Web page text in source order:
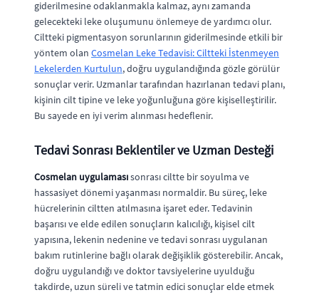
giderilmesine odaklanmakla kalmaz, aynı zamanda
gelecekteki leke oluşumunu önlemeye de yardımcı olur.
Ciltteki pigmentasyon sorunlarının giderilmesinde etkili bir
yöntem olan Cosmelan Leke Tedavisi: Ciltteki İstenmeyen
Lekelerden Kurtulun, doğru uygulandığında gözle görülür
sonuçlar verir. Uzmanlar tarafından hazırlanan tedavi planı,
kişinin cilt tipine ve leke yoğunluğuna göre kişiselleştirilir.
Bu sayede en iyi verim alınması hedeflenir.
Tedavi Sonrası Beklentiler ve Uzman Desteği
Cosmelan uygulamasısonrası ciltte bir soyulma ve
hassasiyet dönemi yaşanması normaldir. Bu süreç, leke
hücrelerinin ciltten atılmasına işaret eder. Tedavinin
başarısı ve elde edilen sonuçların kalıcılığı, kişisel cilt
yapısına, lekenin nedenine ve tedavi sonrası uygulanan
bakım rutinlerine bağlı olarak değişiklik gösterebilir. Ancak,
doğru uygulandığı ve doktor tavsiyelerine uyulduğu
takdirde, uzun süreli ve tatmin edici sonuçlar elde etmek